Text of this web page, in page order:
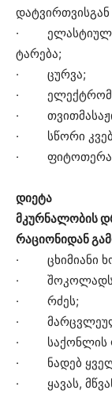
დატვირთვისგან
· ელასტიული
ტარება;
· ცურვა;
·
·
· სწორი
·
დიეტა
მკურნალობის
რაციონიდან
· ცხიმიანი
·
· რძეს;
·
· საქონლის
· ნადებ
· ყავას,